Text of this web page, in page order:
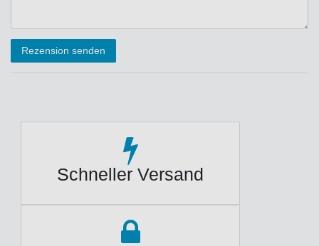
Rezension senden
Schneller Versand